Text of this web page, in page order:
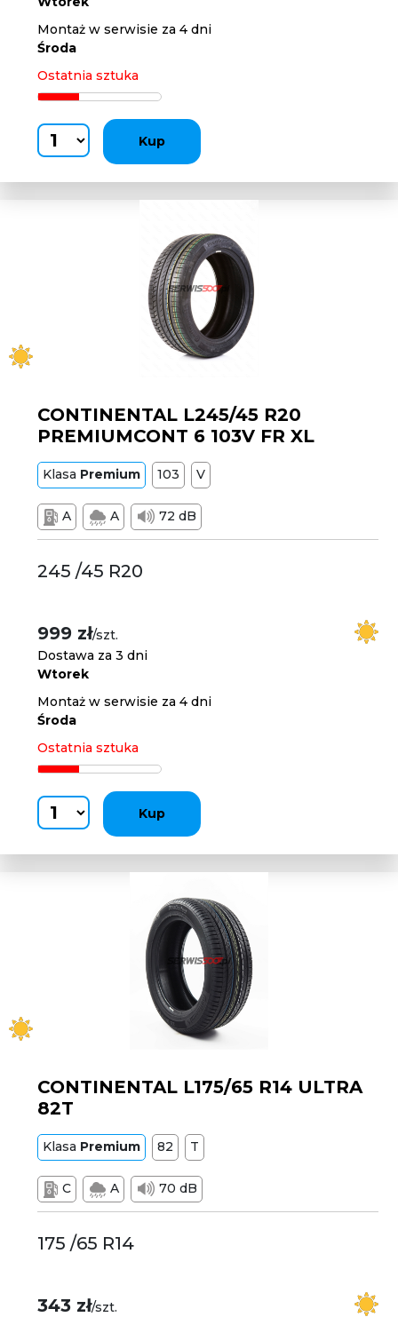
Montaż w serwisie za 4 dni
Środa
Ostatnia sztuka
Kup
CONTINENTAL L245/45 R20
PREMIUMCONT 6 103V FR XL
Klasa Premium 103 V
A A 72 dB
245 /45 R20
999 zł/szt.
Dostawa za 3 dni
Wtorek
Montaż w serwisie za 4 dni
Środa
Ostatnia sztuka
Kup
CONTINENTAL L175/65 R14 ULTRA
82T
Klasa Premium 82 T
C A 70 dB
175 /65 R14
343 zł/szt.